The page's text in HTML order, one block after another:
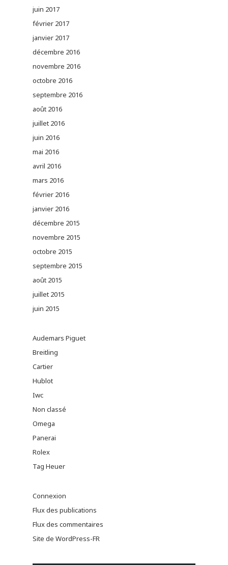
juin 2017
février 2017
janvier 2017
décembre 2016
novembre 2016
octobre 2016
septembre 2016
août 2016
juillet 2016
juin 2016
mai 2016
avril 2016
mars 2016
février 2016
janvier 2016
décembre 2015
novembre 2015
octobre 2015
septembre 2015
août 2015
juillet 2015
juin 2015
Audemars Piguet
Breitling
Cartier
Hublot
Iwc
Non classé
Omega
Panerai
Rolex
Tag Heuer
Connexion
Flux des publications
Flux des commentaires
Site de WordPress-FR